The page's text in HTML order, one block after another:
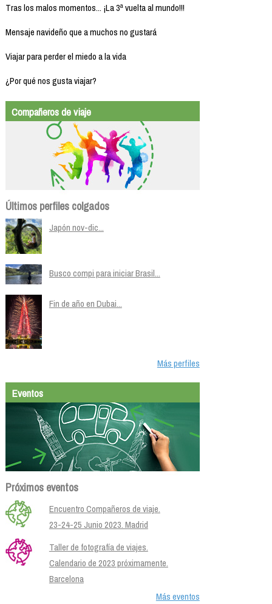
Tras los malos momentos... ¡La 3ª vuelta al mundo!!!
Mensaje navideño que a muchos no gustará
Viajar para perder el miedo a la vida
¿Por qué nos gusta viajar?
Compañeros de viaje
Últimos perfiles colgados
Japón nov-dic...
Busco compi para iniciar Brasil...
Fin de año en Dubai...
Más perfiles
Eventos
Próximos eventos
Encuentro Compañeros de viaje.
23-24-25 Junio 2023. Madrid
Taller de fotografía de viajes.
Calendario de 2023 próximamente.
Barcelona
Más eventos